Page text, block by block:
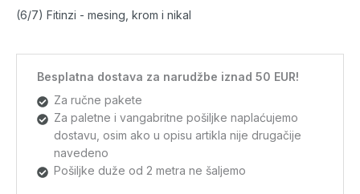
(6/7) Fitinzi - mesing, krom i nikal
Besplatna dostava za narudžbe iznad 50 EUR!
Za ručne pakete
Za paletne i vangabritne pošiljke naplaćujemo
dostavu, osim ako u opisu artikla nije drugačije
navedeno
Pošiljke duže od 2 metra ne šaljemo